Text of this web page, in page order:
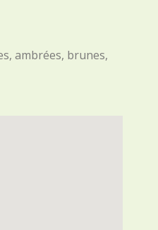
ambrées, brunes,